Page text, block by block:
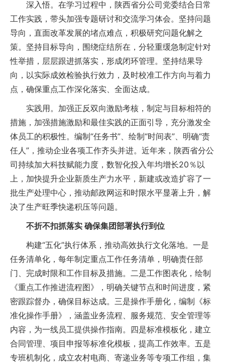
深入悟。在学习过程中，陕西省分公司党委结合日常
工作实践，带头加强专题研讨和交流学习体会。坚持问题
导向，直面改革发展的堵点难点，积极研究问题化解之
策。坚持目标导向，围绕症结所在，分轻重缓急制定针对
性举措，层层跟进抓落实，形成闭环管理。坚持结果导
向，以实际成效检验执行效力，及时校准工作方向与着力
点，确保重点工作深化落实、全面达成。
实践用。加强正反双向激励考核，制定与目标相符的
措施，加强措施激励和最佳实践的正面引导，充分激发全
体员工的积极性。编制“任务书”、绘制“时间表”、明确“责
任人”，推动企业各项工作齐头并进。近年来，陕西省分公
司持续加大科技赋能力度，数智化投入年均增长20％以
上，加快提升企业新质生产力水平，新建或改造扩容了一
批生产处理中心，推动邮政网运和时限水平显著上升，解
决了生产旺季快递积压等问题。
不折不扣抓落实 确保集团部署执行到位
构建“五化”执行体系，推动高效执行文化落地。一是
任务清单化，每年制定重点工作任务清单，明确责任部
门、完成时限和工作目标及措施。二是工作图表化，绘制
《重点工作推进流程图》，明确关键节点和时间进度，紧
密跟踪督办，确保目标达成。三是操作手册化，编制《标
准化操作手册》，涵盖业务流程、服务规范、安全管理等
内容，为一线员工提供操作指南。四是标准模板化，建立
合同管理、项目申报等标准化模板，提高工作效率。五是
专班机制化，成立农村电商、寄递业务等专项工作组，集